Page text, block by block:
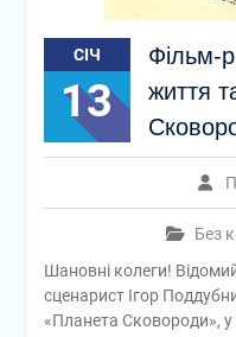
СІЧ
13
Фільм-
життя
Без
Шановні колеги!
сценарист Ігор
«Планета Сковороди»,